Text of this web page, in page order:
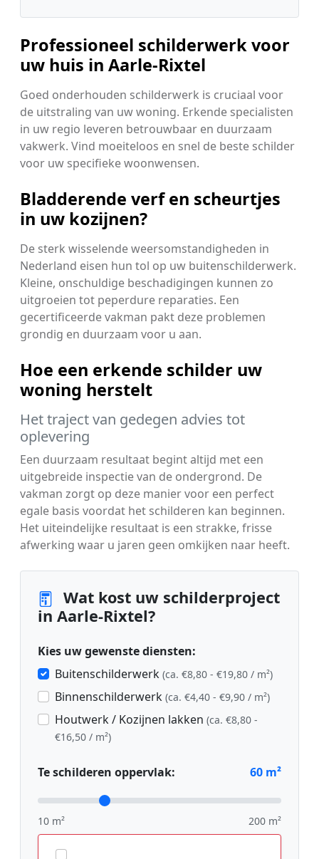
Professioneel schilderwerk voor
uw huis in Aarle-Rixtel
Goed onderhouden schilderwerk is cruciaal voor
de uitstraling van uw woning. Erkende specialisten
in uw regio leveren betrouwbaar en duurzaam
vakwerk. Vind moeiteloos en snel de beste schilder
voor uw specifieke woonwensen.
Bladderende verf en scheurtjes
in uw kozijnen?
De sterk wisselende weersomstandigheden in
Nederland eisen hun tol op uw buitenschilderwerk.
Kleine, onschuldige beschadigingen kunnen zo
uitgroeien tot peperdure reparaties. Een
gecertificeerde vakman pakt deze problemen
grondig en duurzaam voor u aan.
Hoe een erkende schilder uw
woning herstelt
Het traject van gedegen advies tot
oplevering
Een duurzaam resultaat begint altijd met een
uitgebreide inspectie van de ondergrond. De
vakman zorgt op deze manier voor een perfect
egale basis voordat het schilderen kan beginnen.
Het uiteindelijke resultaat is een strakke, frisse
afwerking waar u jaren geen omkijken naar heeft.
Wat kost uw schilderproject
in Aarle-Rixtel?
Kies uw gewenste diensten:
Buitenschilderwerk (ca. €8,80 - €19,80 / m²)
Binnenschilderwerk (ca. €4,40 - €9,90 / m²)
Houtwerk / Kozijnen lakken (ca. €8,80 -
€16,50 / m²)
Te schilderen oppervlak: 60 m²
10 m² 200 m²